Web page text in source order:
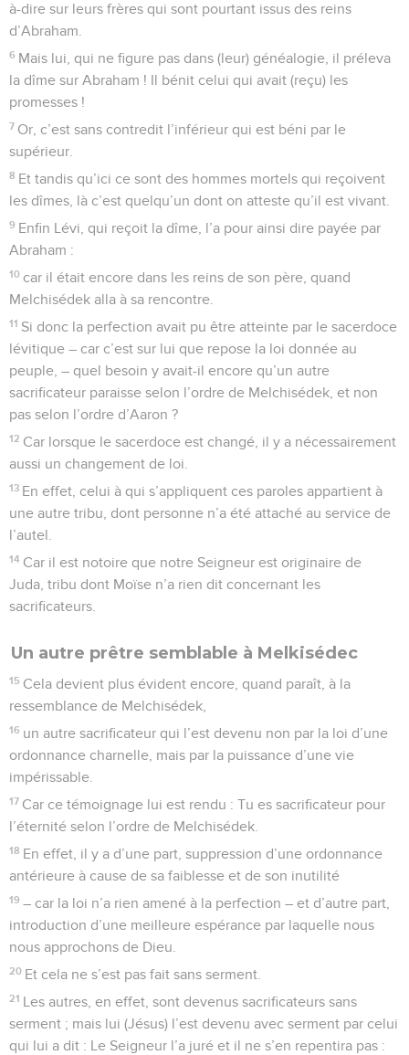
à-dire sur leurs frères qui sont pourtant issus des reins
d’Abraham.
6 Mais lui, qui ne figure pas dans (leur) généalogie, il préleva
la dîme sur Abraham ! Il bénit celui qui avait (reçu) les
promesses !
7 Or, c’est sans contredit l’inférieur qui est béni par le
supérieur.
8 Et tandis qu’ici ce sont des hommes mortels qui reçoivent
les dîmes, là c’est quelqu’un dont on atteste qu’il est vivant.
9 Enfin Lévi, qui reçoit la dîme, l’a pour ainsi dire payée par
Abraham :
10 car il était encore dans les reins de son père, quand
Melchisédek alla à sa rencontre.
11 Si donc la perfection avait pu être atteinte par le sacerdoce
lévitique – car c’est sur lui que repose la loi donnée au
peuple, – quel besoin y avait-il encore qu’un autre
sacrificateur paraisse selon l’ordre de Melchisédek, et non
pas selon l’ordre d’Aaron ?
12 Car lorsque le sacerdoce est changé, il y a nécessairement
aussi un changement de loi.
13 En effet, celui à qui s’appliquent ces paroles appartient à
une autre tribu, dont personne n’a été attaché au service de
l’autel.
14 Car il est notoire que notre Seigneur est originaire de
Juda, tribu dont Moïse n’a rien dit concernant les
sacrificateurs.
Un autre prêtre semblable à Melkisédec
15 Cela devient plus évident encore, quand paraît, à la
ressemblance de Melchisédek,
16 un autre sacrificateur qui l’est devenu non par la loi d’une
ordonnance charnelle, mais par la puissance d’une vie
impérissable.
17 Car ce témoignage lui est rendu : Tu es sacrificateur pour
l’éternité selon l’ordre de Melchisédek.
18 En effet, il y a d’une part, suppression d’une ordonnance
antérieure à cause de sa faiblesse et de son inutilité
19 – car la loi n’a rien amené à la perfection – et d’autre part,
introduction d’une meilleure espérance par laquelle nous
nous approchons de Dieu.
20 Et cela ne s’est pas fait sans serment.
21 Les autres, en effet, sont devenus sacrificateurs sans
serment ; mais lui (Jésus) l’est devenu avec serment par celui
qui lui a dit : Le Seigneur l’a juré et il ne s’en repentira pas :